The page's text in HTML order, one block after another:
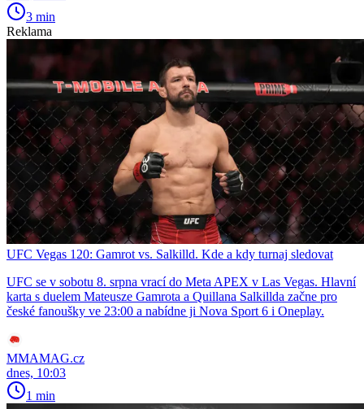
3 min
Reklama
UFC Vegas 120: Gamrot vs. Salkilld. Kde a kdy turnaj sledovat
UFC se v sobotu 8. srpna vrací do Meta APEX v Las Vegas. Hlavní
karta s duelem Mateusze Gamrota a Quillana Salkillda začne pro
české fanoušky ve 23:00 a nabídne ji Nova Sport 6 i Oneplay.
MMAMAG.cz
dnes, 10:03
1 min